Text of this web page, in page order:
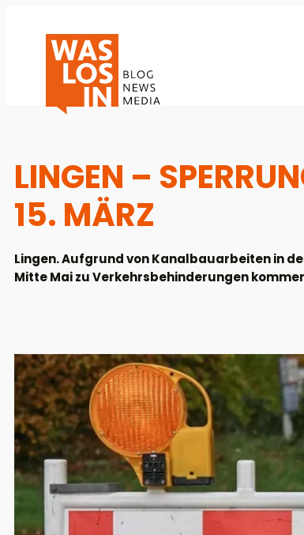
LINGEN –
5. MÄRZ
Lingen. Aufgrund von Kanalbauarbeiten in
Mitte Mai zu Verkehrsbehinderungen